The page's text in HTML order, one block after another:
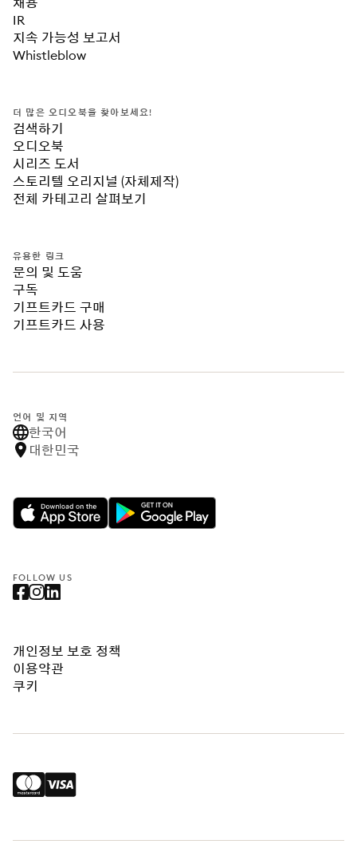
IR
지속 가능성 보고서
Whistleblow
더 많은 오디오북을 찾아보세요!
검색하기
오디오북
시리즈 도서
스토리텔 오리지널 (자체제작)
전체 카테고리 살펴보기
유용한 링크
문의 및 도움
구독
기프트카드 구매
기프트카드 사용
언어 및 지역
한국어
대한민국
FOLLOW US
개인정보 보호 정책
이용약관
쿠키